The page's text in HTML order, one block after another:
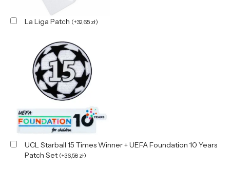
La Liga Patch (+32,65 zł)
UCL Starball 15 Times Winner + UEFA Foundation 10 Years
Patch Set (+36,58 zł)